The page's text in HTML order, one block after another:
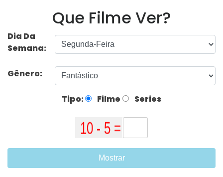
Que Filme Ver?
Dia Da
Semana:
Gênero:
Tipo: Filme Series
Mostrar